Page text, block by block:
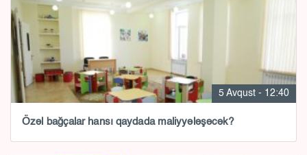
5 Avqust - 12:40
Özəl bağçalar hansı qaydada maliyyələşəcək?